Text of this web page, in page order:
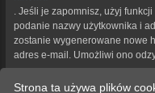
Strona ta używa plików
. Jeśli je zapomnisz, użyj funkcji
podanie nazwy użytkownika i
zostanie wygenerowane nowe
adres e-mail. Umożliwi ono